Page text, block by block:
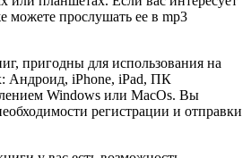
можете прослушать ее в mp3
пригодны для использования на
Андроид, iPhone, iPad, ПК
Windows или MacOs. Вы
регистрации и отправки